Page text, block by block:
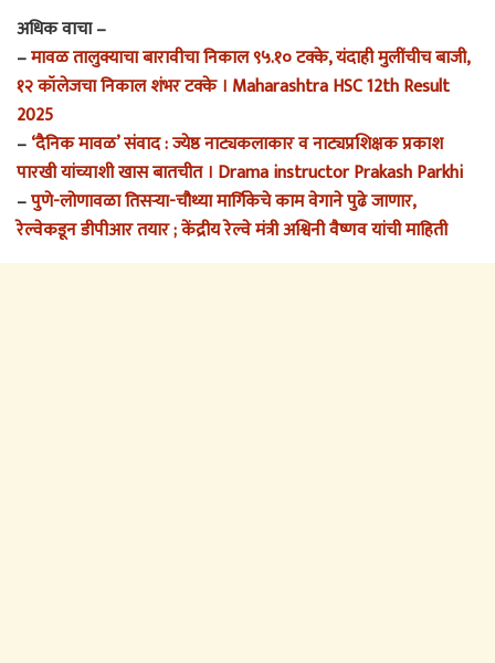
अधिक वाचा –
–मावळ तालुक्याचा बारावीचा निकाल ९५.१० टक्के, यंदाही मुलींचीच बाजी,
१२ कॉलेजचा निकाल शंभर टक्के । Maharashtra HSC 12th Result
2025
–‘दैनिक मावळ’ संवाद : ज्येष्ठ नाट्यकलाकार व नाट्यप्रशिक्षक प्रकाश
पारखी यांच्याशी खास बातचीत । Drama instructor Prakash Parkhi
–पुणे-लोणावळा तिसर्‍या-चौथ्या मार्गिकेचे काम वेगाने पुढे जाणार,
रेल्वेकडून डीपीआर तयार ; केंद्रीय रेल्वे मंत्री अश्विनी वैष्णव यांची माहिती